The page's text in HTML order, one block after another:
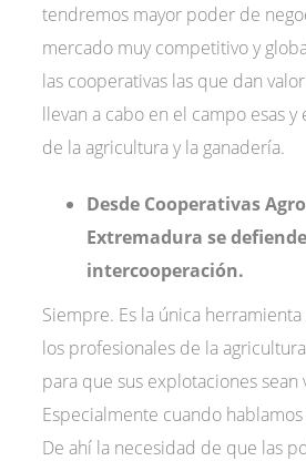
tendremos mayor poder de
mercado muy competitivo y
las cooperativas las que dan
llevan a cabo en el campo esas
de la agricultura y la ganadería.
Desde Cooperativas
Extremadura se
intercooperación.
Siempre. Es la única
los profesionales de la
para que sus explotaciones sean
Especialmente cuando
De ahí la necesidad de que las